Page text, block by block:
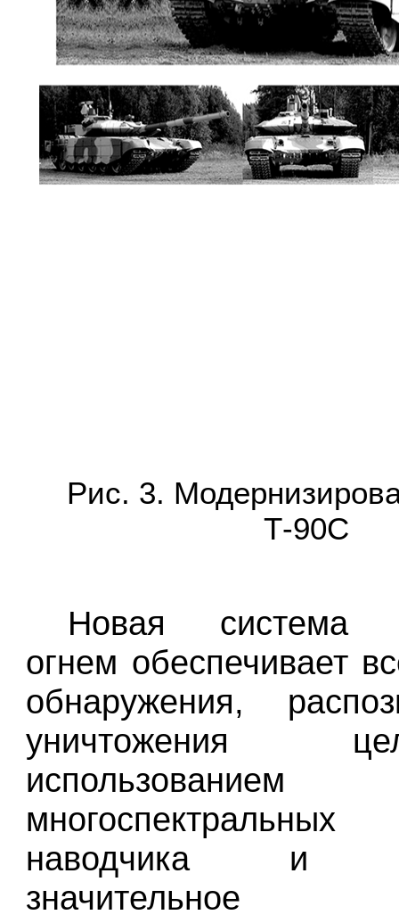
Рис. 3.
Т-90С
Новая система
огнем обеспечивает
обнаружения,
уничтожения
использованием
наводчика и
значительное